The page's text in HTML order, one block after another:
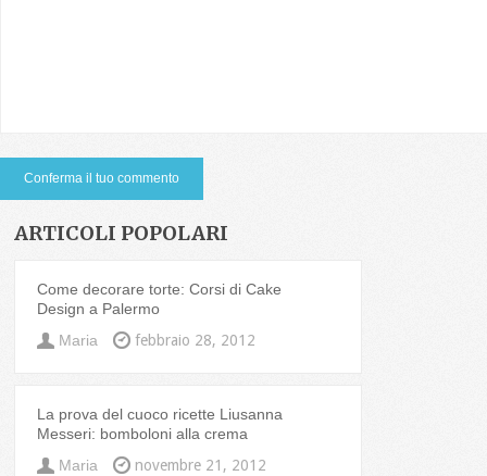
ARTICOLI POPOLARI
Come decorare torte: Corsi di Cake
Design a Palermo
Maria
febbraio 28, 2012
La prova del cuoco ricette Liusanna
Messeri: bomboloni alla crema
Maria
novembre 21, 2012